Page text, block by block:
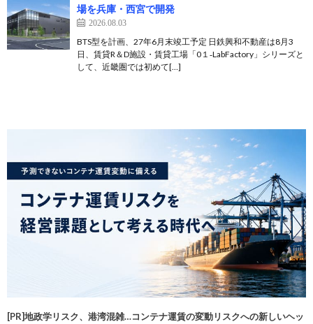
場を兵庫・西宮で開発
2026.08.03
BTS型を計画、27年6月末竣工予定 日鉄興和不動産は8月3
日、賃貸R＆D施設・賃貸工場「0１‐LabFactory」シリーズと
して、近畿圏では初めて[…]
[PR]地政学リスク、港湾混雑…コンテナ運賃の変動リスクへの新しいヘッ